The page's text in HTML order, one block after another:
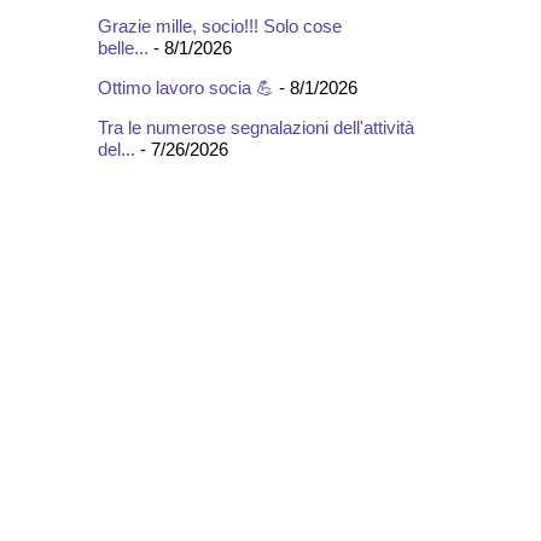
Grazie mille, socio!!! Solo cose
belle... - 8/1/2026
Ottimo lavoro socia 💪 - 8/1/2026
Tra le numerose segnalazioni dell'attività
del... - 7/26/2026